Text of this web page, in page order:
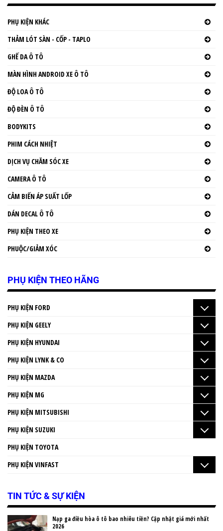
PHỤ KIỆN KHÁC
THẢM LÓT SÀN - CỐP - TAPLO
GHẾ DA Ô TÔ
MÀN HÌNH ANDROID XE Ô TÔ
ĐỘ LOA Ô TÔ
ĐỘ ĐÈN Ô TÔ
BODYKITS
PHIM CÁCH NHIỆT
DỊCH VỤ CHĂM SÓC XE
CAMERA Ô TÔ
CẢM BIẾN ÁP SUẤT LỐP
DÁN DECAL Ô TÔ
PHỤ KIỆN THEO XE
PHUỘC/GIẢM XÓC
PHỤ KIỆN THEO HÃNG
PHỤ KIỆN FORD
PHỤ KIỆN GEELY
PHỤ KIỆN HYUNDAI
PHỤ KIỆN LYNK & CO
PHỤ KIỆN MAZDA
PHỤ KIỆN MG
PHỤ KIỆN MITSUBISHI
PHỤ KIỆN SUZUKI
PHỤ KIỆN TOYOTA
PHỤ KIỆN VINFAST
TIN TỨC & SỰ KIỆN
Nạp ga điều hòa ô tô bao nhiêu tiền? Cập nhật giá mới nhất
2026